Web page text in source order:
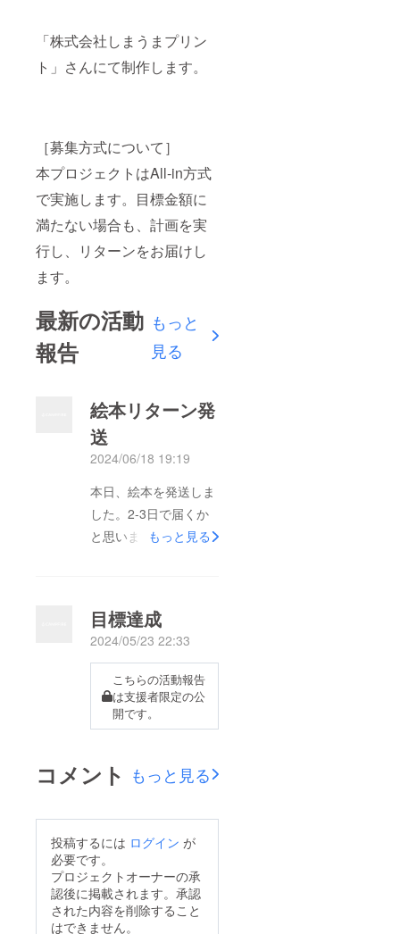
「株式会社しまうまプリン
ト」さんにて制作します。
［募集方式について］
本プロジェクトはAll-in方式
で実施します。目標金額に
満たない場合も、計画を実
行し、リターンをお届けし
ます。
最新の活動
報告
もっと
見る
絵本リターン発
送
2024/06/18 19:19
本日、絵本を発送しま
した。2-3日で届くか
と思います。読まれた
「読み聞かせ映像の海
外リリース」を目標
だったとするクラウド
ファンディングをス
タートします（まだ申
くお願いします。
fire.jp/projects/758625
/preview?
token=3uo8esyr&amp;
utm_campaign=cp_po
_share_c_msg_projec
もっと見る
目標達成
2024/05/23 22:33
こちらの活動報告
は支援者限定の公
開です。
コメント もっと見る
投稿するには ログイン が
必要です。
プロジェクトオーナーの承
認後に掲載されます。承認
された内容を削除すること
はできません。